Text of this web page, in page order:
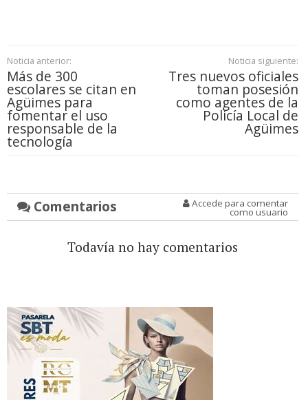
Noticia anterior:
Más de 300
escolares se citan en
Agüimes para
fomentar el uso
responsable de la
tecnología
Noticia siguiente:
Tres nuevos oficiales
toman posesión
como agentes de la
Policía Local de
Agüimes
Comentarios Accede para comentar
como usuario
Todavía no hay comentarios